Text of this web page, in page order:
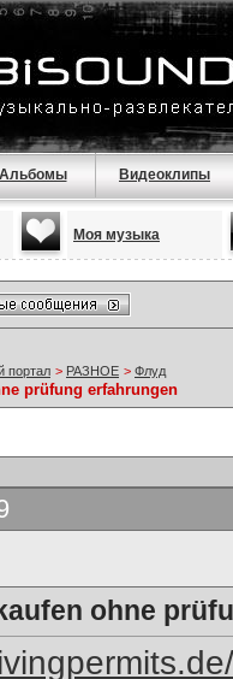
Альбомы Видеоклипы
Моя музыка
портал > РАЗНОЕ > Флуд
prüfung erfahrungen
ohne